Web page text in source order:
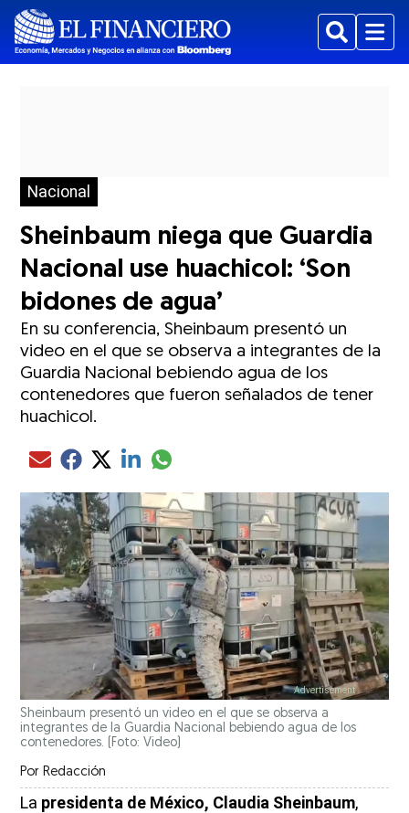
BuscarMenu
Nacional
Sheinbaum niega que Guardia
Nacional use huachicol: ‘Son
bidones de agua’
En su conferencia, Sheinbaum presentó un
video en el que se observa a integrantes de la
Guardia Nacional bebiendo agua de los
contenedores que fueron señalados de tener
huachicol.
Compartir el artículo actual mediante Email
Compartir el artículo actual mediante Facebook
Compartir el artículo actual mediante Twitter
Compartir el artículo actual mediante LinkedIn
Compartir el artículo actual mediante
Sheinbaum presentó un video en el que se observa a
integrantes de la Guardia Nacional bebiendo agua de los
contenedores. (Foto: Video)
Por Redacción
La presidenta de México, Claudia Sheinbaum,